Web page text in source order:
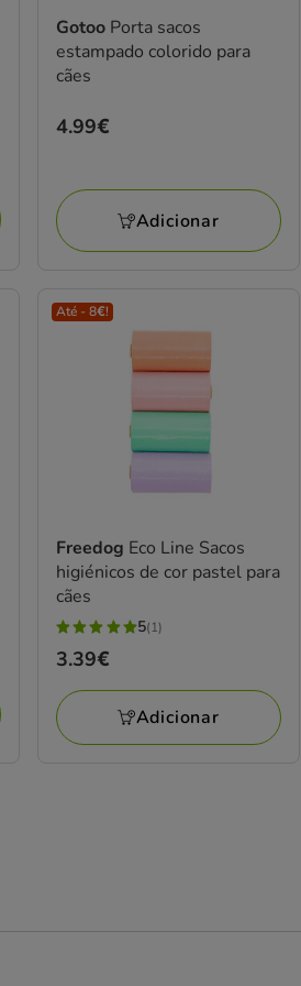
Gotoo Porta sacos
estampado colorido para
cães
Preço
4.99€
Adicionar
Até - 8€!
Freedog Eco Line Sacos
higiénicos de cor pastel para
cães
5
estrelas
com
1
avaliações
5(1)
Preço
3.39€
3.39€
Adicionar